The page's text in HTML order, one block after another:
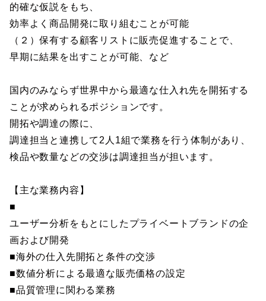
的確な仮説をもち、
効率よく商品開発に取り組むことが可能
（２）保有する顧客リストに販売促進することで、
早期に結果を出すことが可能、など
国内のみならず世界中から最適な仕入れ先を開拓する
ことが求められるポジションです。
開拓や調達の際に、
調達担当と連携して2人1組で業務を行う体制があり、
検品や数量などの交渉は調達担当が担います。
【主な業務内容】
■
ユーザー分析をもとにしたプライベートブランドの企
画および開発
■海外の仕入先開拓と条件の交渉
■数値分析による最適な販売価格の設定
■品質管理に関わる業務